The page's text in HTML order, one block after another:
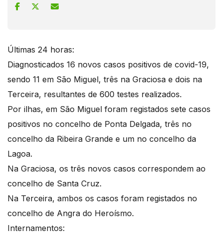
Últimas 24 horas:
Diagnosticados 16 novos casos positivos de covid-19,
sendo 11 em São Miguel, três na Graciosa e dois na
Terceira, resultantes de 600 testes realizados.
Por ilhas, em São Miguel foram registados sete casos
positivos no concelho de Ponta Delgada, três no
concelho da Ribeira Grande e um no concelho da
Lagoa.
Na Graciosa, os três novos casos correspondem ao
concelho de Santa Cruz.
Na Terceira, ambos os casos foram registados no
concelho de Angra do Heroísmo.
Internamentos: